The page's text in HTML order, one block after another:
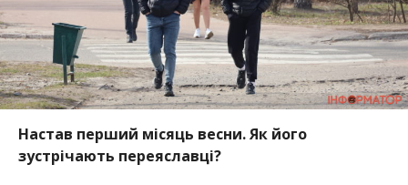
Настав перший місяць весни. Як його
зустрічають переяславці?